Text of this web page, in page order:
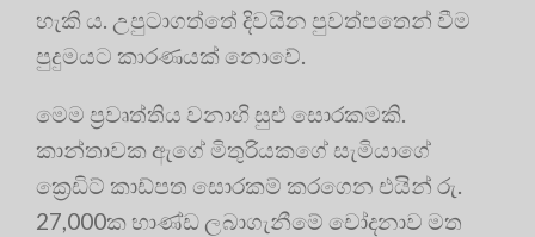
හැකි ය. උපුටාගත්තේ දිවයින පුවත්පතෙන් වීම
පුදුමයට කාරණයක් නොවේ.
මෙම ප්‍ර‍වෘත්තිය වනාහි සුළු සොරකමකි.
කාන්තාවක ඇගේ මිතුරියකගේ සැමියාගේ
ක්‍රෙඩිට් කාඩ්පත සොරකම් කරගෙන එයින් රු.
27,000ක භාණ්ඩ ලබාගැනීමේ චෝදනාව මත